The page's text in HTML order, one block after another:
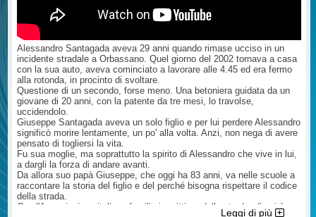
Cordiali Saluti Avv. Giuseppe
Incardona legale della A.I.F.V.S.-
Avvocato Cassazionista ...
conversazione ( da lui confessato e
confermato) ed è possibile che
ucciso mio padre per la seconda
volta. Volevo sapere se possiamo
fare qualcosa contro questa
sentenza iniqua ed offensiva per
mio padre e per noi? ...
obblighi nei confronti del cliente che
sono inderogabili. Certo resta il
ipotizzo) le è stato liquidato un
acconto ( con relativo rimborso della
parcella) e l'avvocato sta
procedendo giudizialmente per il
maggior danno. In questa ipotesi, i
tempi lunghi, nonostante sia tutto
ok, è la norma. E non dipendono
dall'Avvocato. Mi faccia sapere
Cordialmente Avv. Giuseppe
Incardona ( fiduciario AIFVS sede di
Palermo e Milano) legale della
A.I.F.V.S.- sede di Palermo e Milano
- Avvocato Cassazionista ...
Alessandro Santagada aveva 29 anni quando rimase ucciso in un
incidente stradale a Orbassano. Quel giorno del 2002 tornava a casa
con la sua auto, aveva cominciato a lavorare alle 4.45 ed era fermo
alla rotonda, in procinto di svoltare.
Questione di un secondo, forse meno. Una betoniera guidata da un
giovane di 20 anni, con la patente da tre mesi, lo travolse,
uccidendolo.
Giuseppe Santagada aveva un solo figlio e per lui perdere Alessandro
significò morire lentamente, un po' alla volta. Anzi, non nega di avere
pensato di togliersi la vita.
Fu sua moglie, ma soprattutto la spirito di Alessandro che vive in lui,
a dargli la forza di andare avanti.
Da allora suo papà Giuseppe, che oggi ha 83 anni, va nelle scuole a
raccontare la storia del figlio e del perché bisogna rispettare il codice
della strada.
Con l'Associazione italiana familiari e vittime della strada, di cui è
Leggi di più